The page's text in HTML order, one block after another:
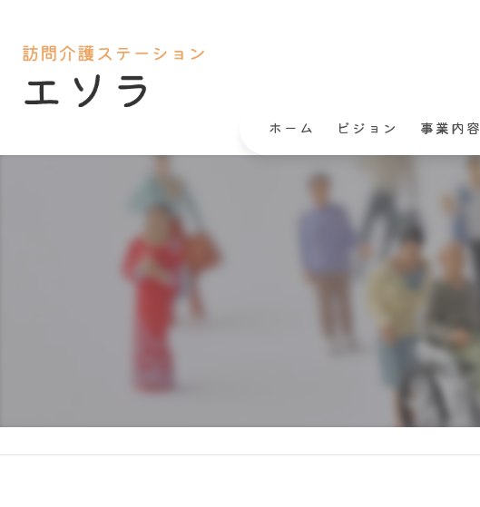
ホーム ビジョン 事業内容